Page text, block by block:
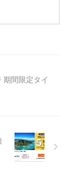
間限定タイ